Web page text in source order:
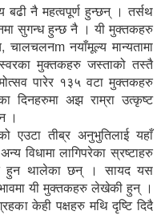
नै महत्वपूर्ण हुन्छन् । तर्सथ
सुगन्ध हुन्छ नै । यी मुक्तकहरु
नयाँमूल्य मान्यतामा
मुक्तकहरु जस्ताको तस्तै
पारेर १३५ वटा मुक्तकहरु
अझ राम्रा उत्कृष्ट
।
एउटा तीब्र अनुभुतिलाई यहाँ
विधामा लागिपरेका स्रष्टाहरु
हुन थालेका छन् । सायद यस
यी मुक्तकहरु लेखेकी हुन् ।
केही पक्षहरु मथि दृष्टि दिदै